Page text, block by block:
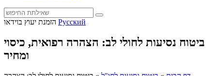
הזמנת יעוץ בוידאו Русский
ביטוח נסיעות לחולי לב: הצהרה רפואית, כיסוי
ומחיר